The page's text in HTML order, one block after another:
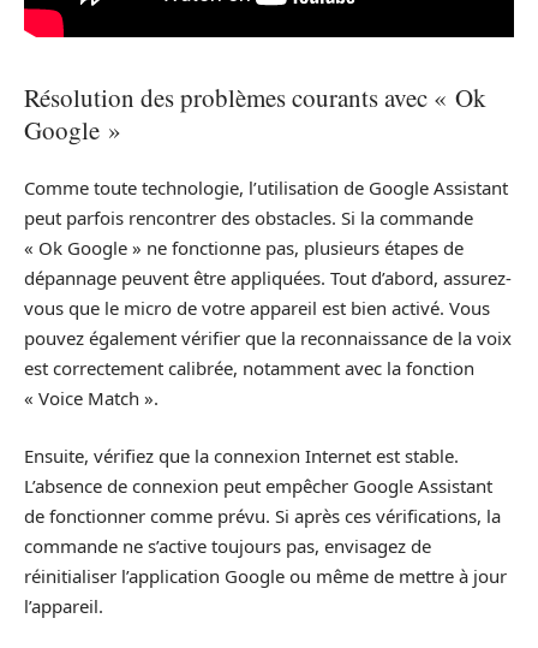
Résolution des problèmes courants avec « Ok
Google »
Comme toute technologie, l’utilisation de Google Assistant
peut parfois rencontrer des obstacles. Si la commande
« Ok Google » ne fonctionne pas, plusieurs étapes de
dépannage peuvent être appliquées. Tout d’abord, assurez-
vous que le micro de votre appareil est bien activé. Vous
pouvez également vérifier que la reconnaissance de la voix
est correctement calibrée, notamment avec la fonction
« Voice Match ».
Ensuite, vérifiez que la connexion Internet est stable.
L’absence de connexion peut empêcher Google Assistant
de fonctionner comme prévu. Si après ces vérifications, la
commande ne s’active toujours pas, envisagez de
réinitialiser l’application Google ou même de mettre à jour
l’appareil.